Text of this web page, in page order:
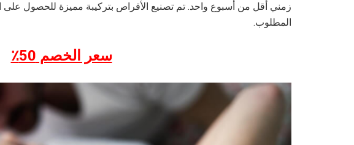
زمني أقل من أسبوع واحد. تم تصنيع الأقراص بتركيبة مميزة للحصول على
المطلوب.
سعر الخصم 50٪